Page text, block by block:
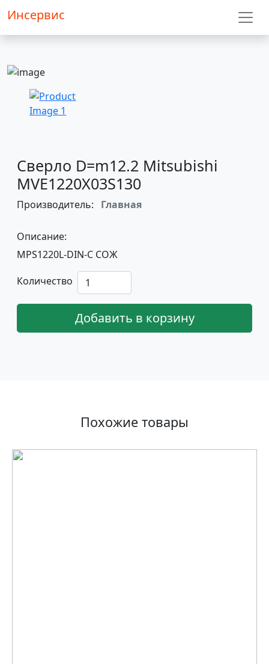
Инсервис
Сверло D=m12.2 Mitsubishi
MVE1220X03S130
Производитель: Главная
Описание:
MPS1220L-DIN-C СОЖ
Количество
Добавить в корзину
Похожие товары